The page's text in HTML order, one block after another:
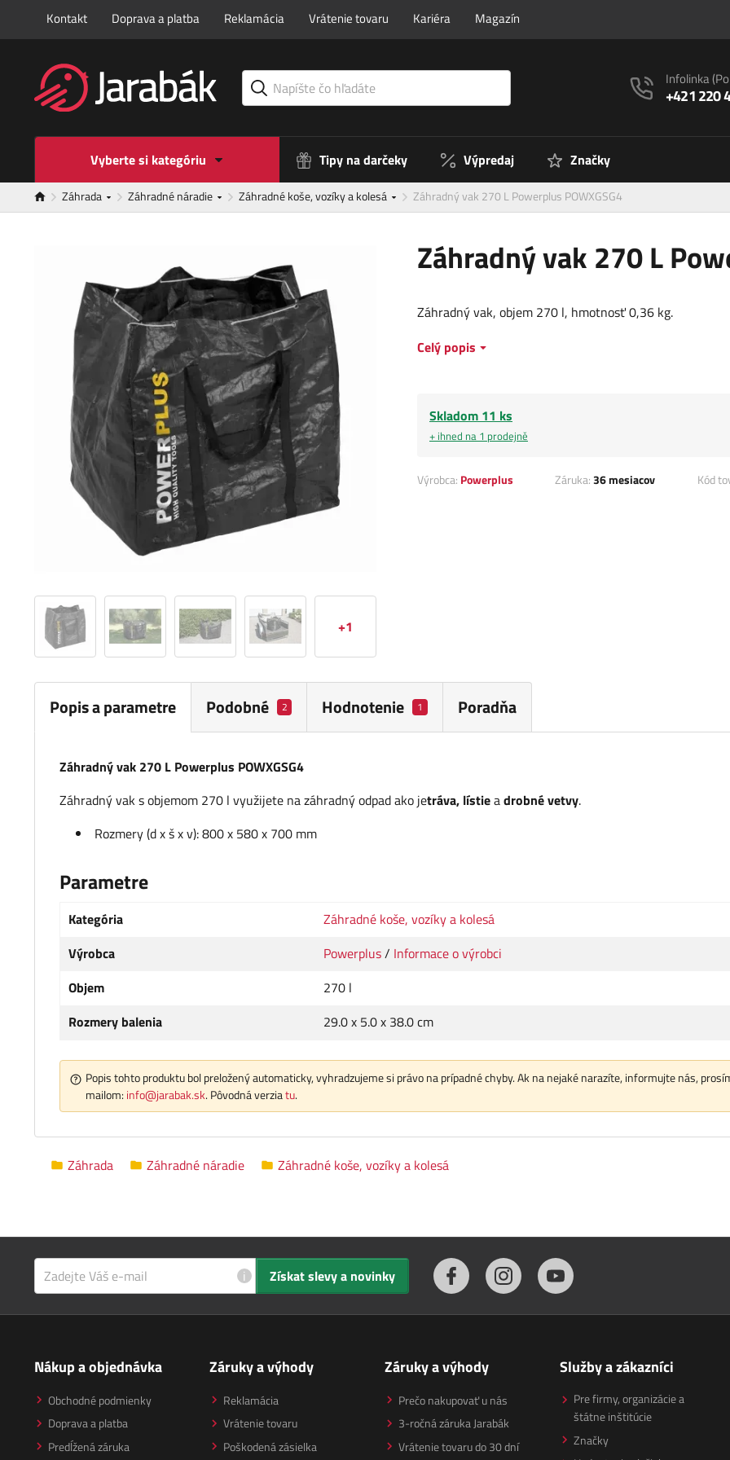
Kontakt Doprava a platba Reklamácia Vrátenie tovaru Kariéra Magazín
Infolinka
+421 220
Vyberte si kategóriu Tipy na darčeky Výpredaj Značky
Záhrada Záhradné náradie Záhradné koše, vozíky a kolesá Záhradný vak 270 L Powerplus POWXGSG4
Záhradný vak 270 L
+1
Záhradný vak, objem 270 l, hmotnosť 0,36 kg.
Celý popis
Skladom 11 ks
+ ihned na 1 prodejně
Výrobca: Powerplus Záruka:36 mesiacov Kód
Popis a parametre Podobné 2 Hodnotenie 1 Poradňa
Záhradný vak 270 L Powerplus POWXGSG4
Záhradný vak s objemom 270 l využijete na záhradný odpad ako jetráva, lístieadrobné vetvy.
Rozmery (d x š x v): 800 x 580 x 700 mm
Parametre
Kategória
Záhradné koše, vozíky a kolesá
Výrobca
Powerplus/ Informace o výrobci
Objem
270 l
Rozmery balenia
29.0 x 5.0 x 38.0 cm
Popis tohto produktu bol preložený automaticky, vyhradzujeme si právo na prípadné chyby. Ak na nejaké narazíte, informujte nás,
mailom: info@jarabak.sk. Pôvodná verziatu.
Záhrada Záhradné náradie Záhradné koše, vozíky a kolesá
i Získat slevy a novinky
Nákup a objednávka
Obchodné podmienky
Doprava a platba
Predĺžená záruka
Záruky a výhody
Reklamácia
Vrátenie tovaru
Poškodená zásielka
Záruky a výhody
Prečo nakupovať u nás
3-ročná záruka Jarabák
Vrátenie tovaru do 30 dní
Služby a zákazníci
Pre firmy, organizácie a
štátne inštitúcie
Značky